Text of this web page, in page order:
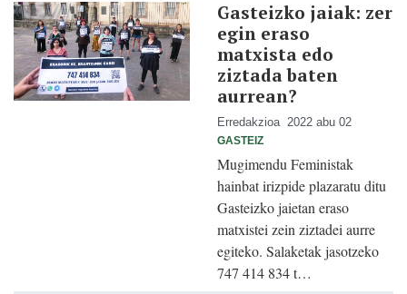
Gasteizko jaiak: zer
egin eraso
matxista edo
ziztada baten
aurrean?
Erredakzioa 2022 abu 02
GASTEIZ
Mugimendu Feministak
hainbat irizpide plazaratu ditu
Gasteizko jaietan eraso
matxistei zein ziztadei aurre
egiteko. Salaketak jasotzeko
747 414 834 t…